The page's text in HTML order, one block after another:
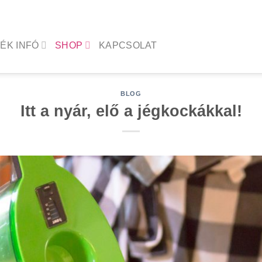
INFÓ SHOP KAPCSOLAT
BLOG
Itt a nyár, elő a jégkockákkal!